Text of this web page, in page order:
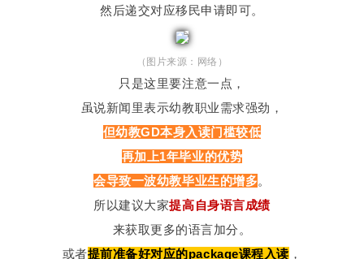
然后递交对应移民申请即可。
（图片来源：网络）
只是这里要注意一点，
虽说新闻里表示幼教职业需求强劲，
但幼教GD本身入读门槛较低
再加上1年毕业的优势
会导致一波幼教毕业生的增多。
所以建议大家提高自身语言成绩
来获取更多的语言加分。
或者提前准备好对应的package课程入读 ，